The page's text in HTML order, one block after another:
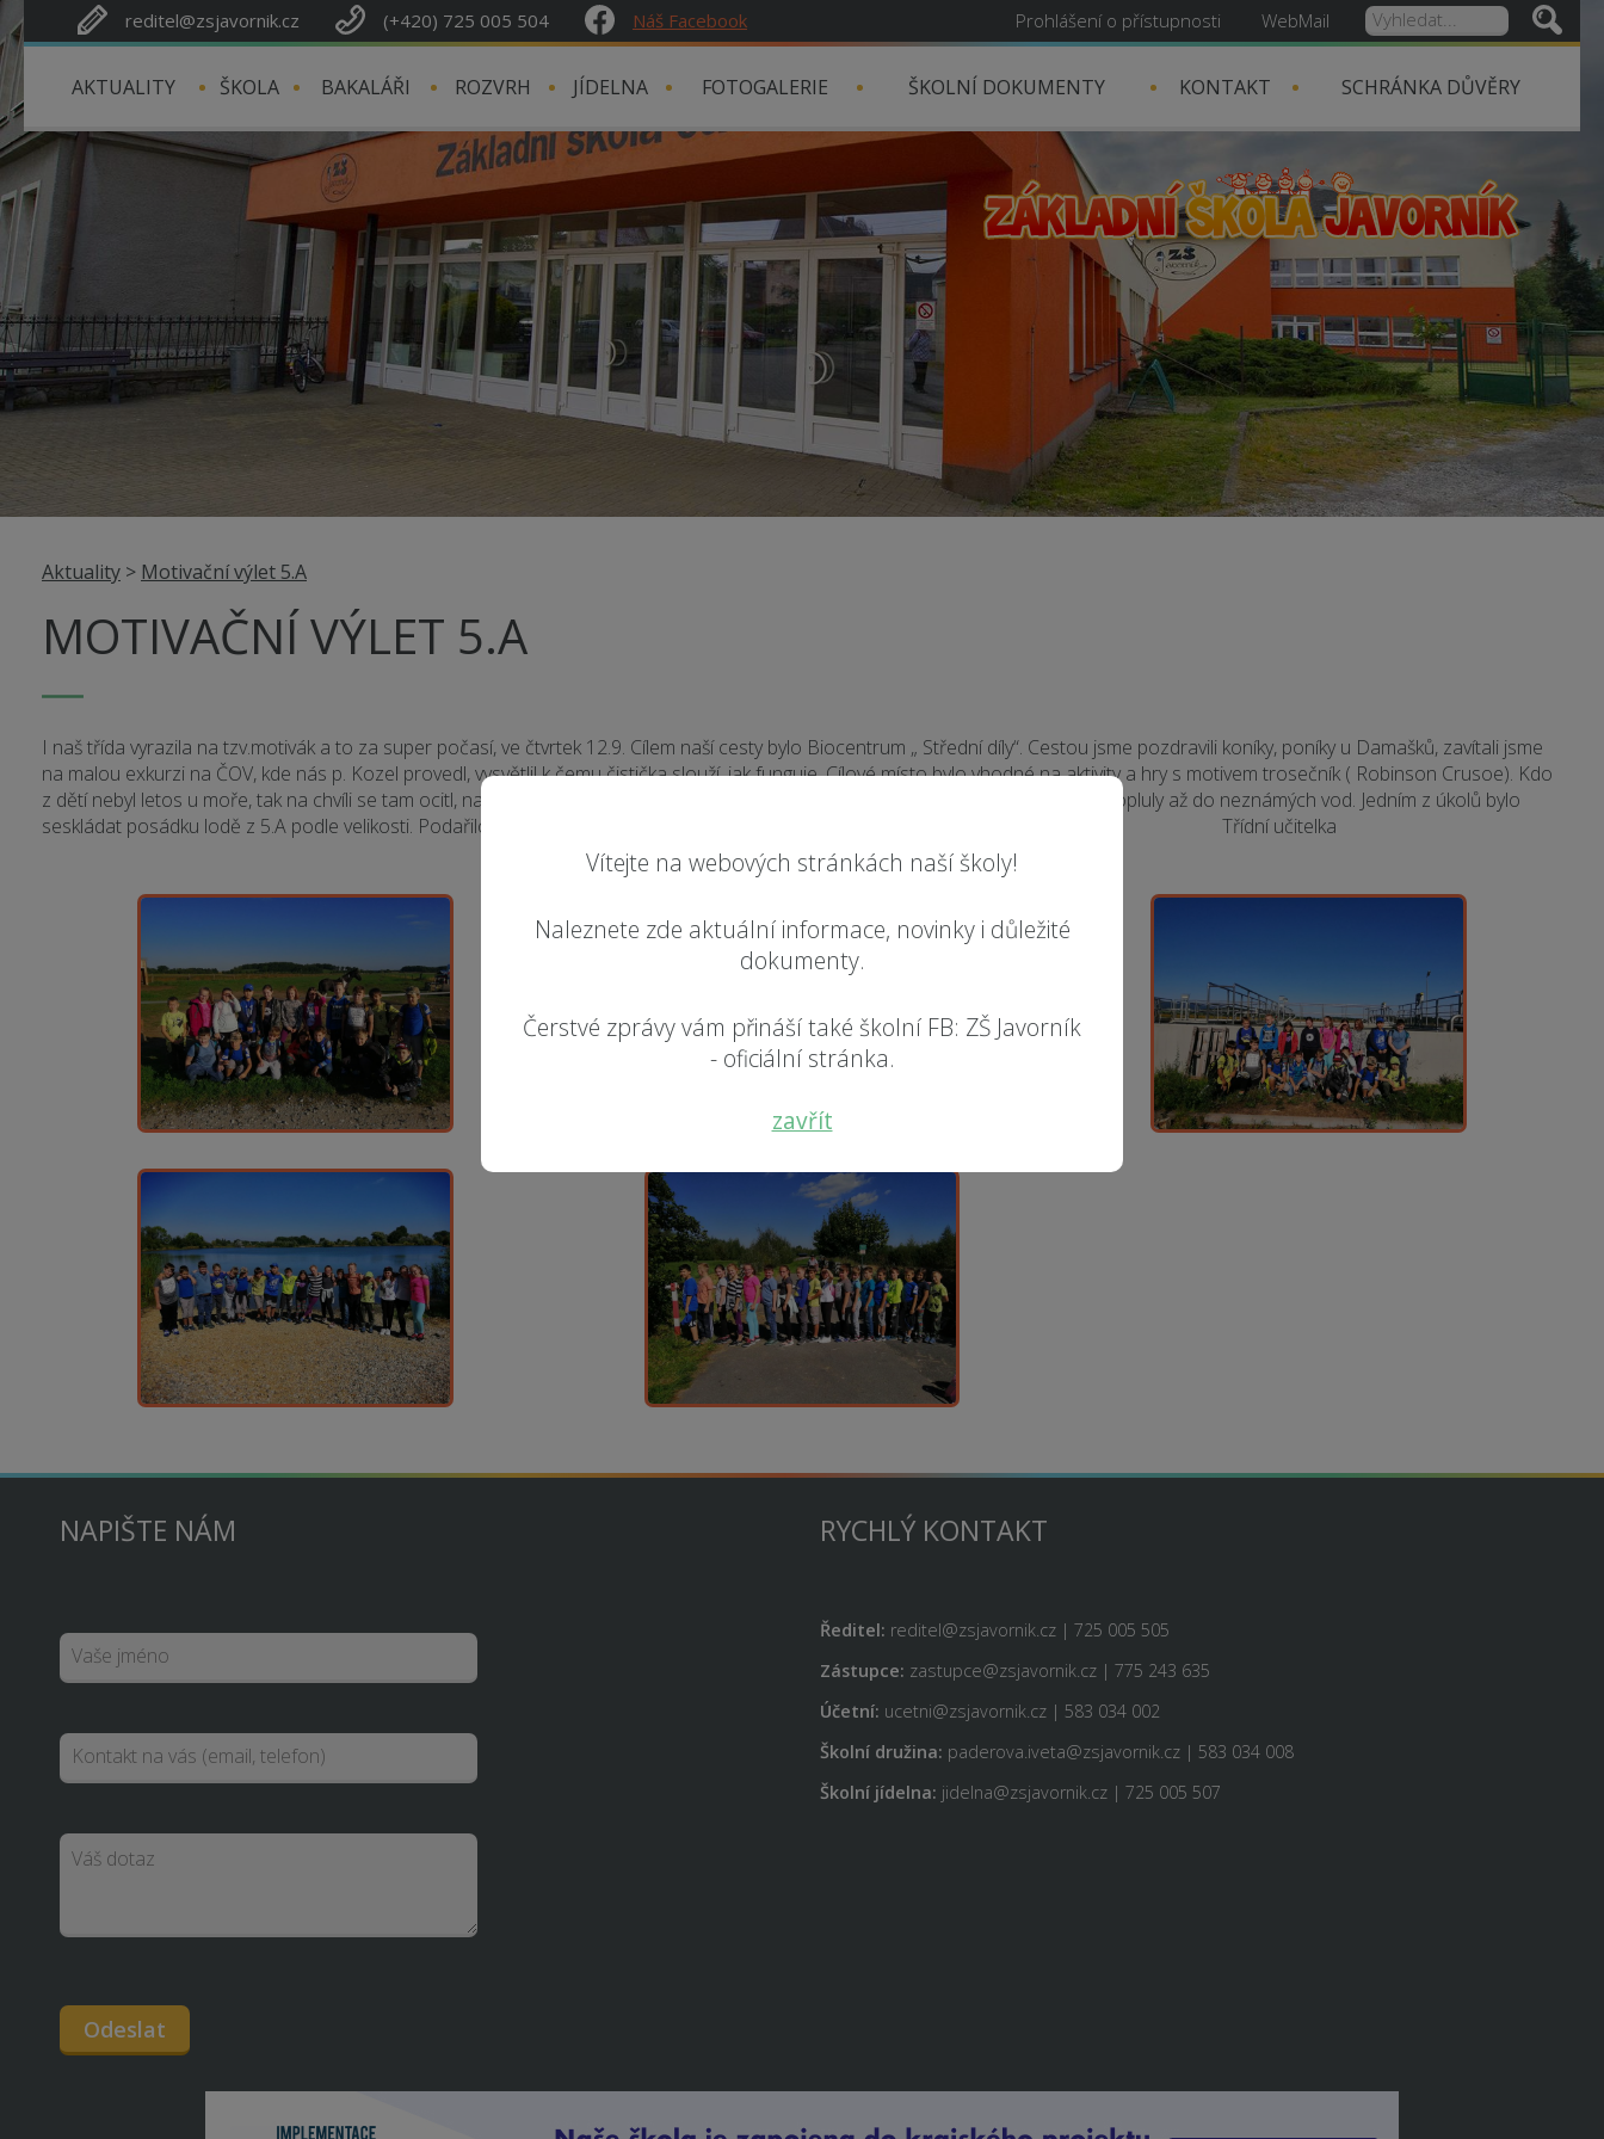
Vítejte na webových stránkách naší školy!
Naleznete zde aktuální informace, novinky i důležité
dokumenty.
Čerstvé zprávy vám přináší také školní FB: ZŠ Javorník
- oficiální stránka.
zavřít
reditel@zsjavornik.cz (+420) 725 005 504 Náš Facebook Prohlášení o přístupnosti WebMail
AKTUALITY ŠKOLA BAKALÁŘI ROZVRH JÍDELNA FOTOGALERIE ŠKOLNÍ DOKUMENTY KONTAKT SCHRÁNKA DŮVĚRY
Aktuality > Motivační výlet 5.A
MOTIVAČNÍ VÝLET 5.A
I naš třída vyrazila na tzv.motivák a to za super počasí, ve čtvrtek 12.9. Cílem naší cesty bylo Biocentrum „ Střední díly“. Cestou jsme pozdravili koníky, poníky u Damašků, zavítali jsme
na malou exkurzi na ČOV, kde nás p. Kozel provedl, vysvětlil k čemu čistička slouží, jak funguje. Cílové místo bylo vhodné na aktivity a hry s motivem trosečník ( Robinson Crusoe). Kdo
z dětí nebyl letos u moře, tak na chvíli se tam ocitl, na malé štěrkové plážičce. Flotila lodiček s přáním vyplula na „moře“, některé dopluly až do neznámých vod. Jedním z úkolů bylo
seskládat posádku lodě z 5.A podle velikosti. Podařilo se jim to? Kukněte na poslední foto. Třídní učitelka
NAPIŠTE NÁM
Odeslat
RYCHLÝ KONTAKT
Ředitel: reditel@zsjavornik.cz | 725 005 505
Zástupce: zastupce@zsjavornik.cz | 775 243 635
Účetní: ucetni@zsjavornik.cz | 583 034 002
Školní družina: paderova.iveta@zsjavornik.cz | 583 034 008
Školní jídelna: jidelna@zsjavornik.cz | 725 005 507